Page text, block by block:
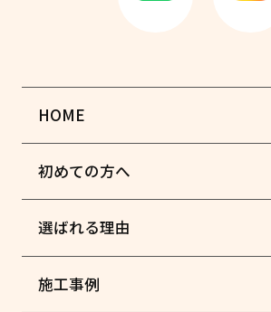
HOME
初めての方へ
選ばれる理由
施工事例